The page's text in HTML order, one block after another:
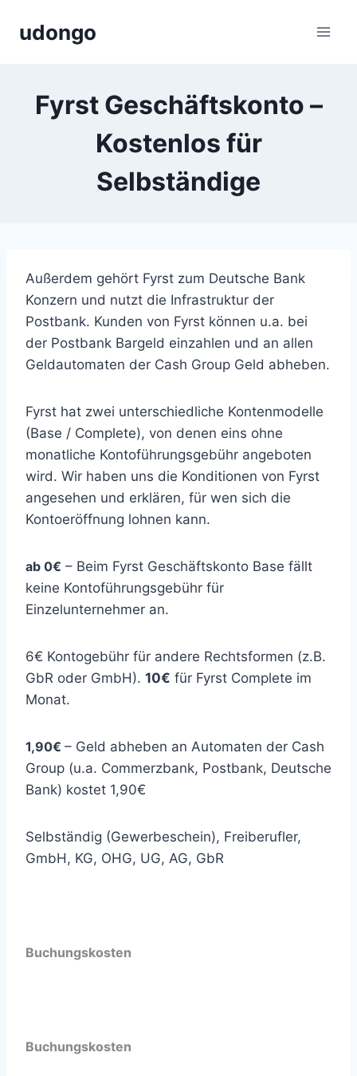
Inhaltudongo
Fyrst Geschäftskonto –
Kostenlos für
Selbständige
Außerdem gehört Fyrst zum Deutsche Bank
Konzern und nutzt die Infrastruktur der
Postbank. Kunden von Fyrst können u.a. bei
der Postbank Bargeld einzahlen und an allen
Geldautomaten der Cash Group Geld abheben.
Fyrst hat zwei unterschiedliche Kontenmodelle
(Base / Complete), von denen eins ohne
monatliche Kontoführungsgebühr angeboten
wird. Wir haben uns die Konditionen von Fyrst
angesehen und erklären, für wen sich die
Kontoeröffnung lohnen kann.
ab 0€ – Beim Fyrst Geschäftskonto Base fällt
keine Kontoführungsgebühr für
Einzelunternehmer an.
6€ Kontogebühr für andere Rechtsformen (z.B.
GbR oder GmbH). 10€ für Fyrst Complete im
Monat.
1,90€ – Geld abheben an Automaten der Cash
Group (u.a. Commerzbank, Postbank, Deutsche
Bank) kostet 1,90€
Selbständig (Gewerbeschein), Freiberufler,
GmbH, KG, OHG, UG, AG, GbR
Buchungskosten
Buchungskosten